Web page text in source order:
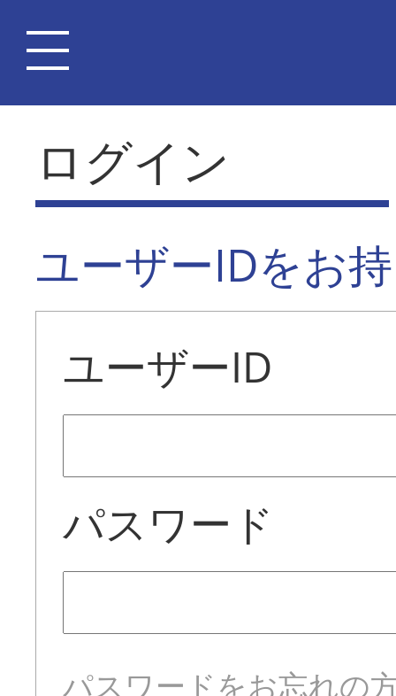
ログイン
ユーザーIDをお
ユーザーID
パスワード
パスワードをお忘れの